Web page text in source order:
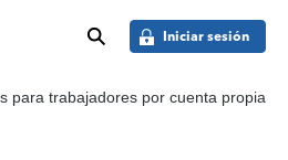
buscar Iniciar sesión
para trabajadores por cuenta propia